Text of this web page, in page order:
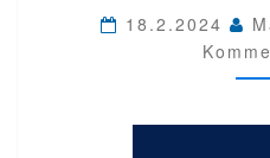
18.2.2024